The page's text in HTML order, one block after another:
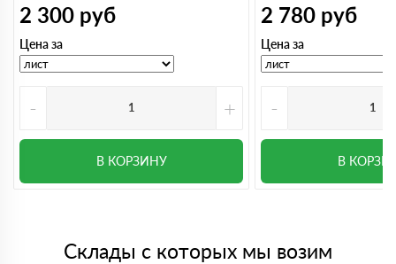
2 300 руб
Цена за
- +
В КОРЗИНУ
2 780 руб
Цена за
-
В
Склады с которых мы возим